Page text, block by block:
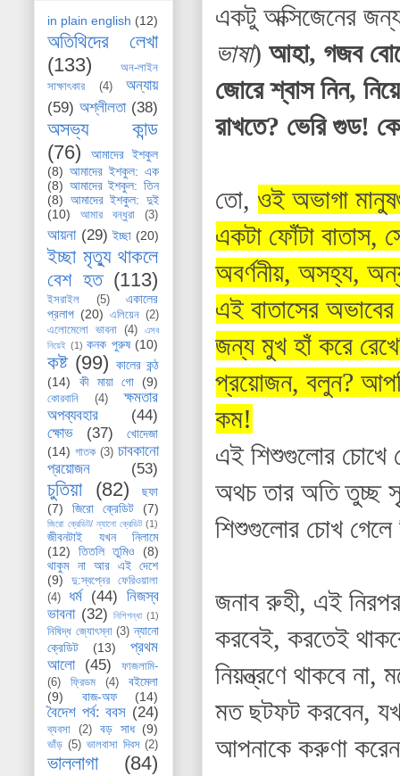
একটু অক্সিজেনের
ভাষা)আহা, গজব
জোরে শ্বাস নিন,
রাখতে? ভেরি গুড!
তো, ওই অভাগা
একটা ফোঁটা বাতাস,
অবর্ণনীয়, অসহ্য,
এই বাতাসের
জন্য মুখ হাঁ করে
প্রয়োজন, বলুন?
কম!
এই শিশুগুলোর চোখে
অথচ তার অতি তুচ্ছ
শিশুগুলোর চোখ গেলে
জনাব রুহী, এই
করবেই, করতেই
নিয়ন্ত্রণে থাকবে
মত ছটফট করবেন,
আপনাকে করুণা
in plain english (12)
অতিথিদের লেখা
(133)
অন-লাইন
সাক্ষাৎকার
(4)
অন্যায়
(59) অশ্লীলতা (38)
অসভ্য কান্ড
(76)
আমাদের ইশকুল
(8) আমাদের ইশকুল: এক
(8) আমাদের ইশকুল: তিন
(8) আমাদের ইশকুল: দুই
(10)
আমার বন্ধুরা (3)
আয়না (29) ইচ্ছা (20)
ইচ্ছা মৃত্যু থাকলে
বেশ হত (113)
ইসরাইল (5)
একালের
প্রলাপ (20) এলিয়েন (2)
এলোমেলো ভাবনা (4)
এসব
নিয়েই (1) কনক পুরুষ (10)
কষ্ট (99) কালের কন্ঠ
(14)
কী মায়া গো (9)
কোরবানি (4)
ক্ষমতার
অপব্যবহার
(44)
ক্ষোভ
(37)
খোদেজা
(14) গাতক (3) চাবকানো
প্রয়োজন
(53)
চুতিয়া (82)
ছফা
(7)
জিরো ক্রেডিট (7)
জিরো ক্রেডিট/ ন্যানো ক্রেডিট (1)
জীবনটাই যখন নিলামে
(12)
তিতলি তুমিও
(8)
থাকুম না আর এই দেশে
(9)
দু:স্বপ্নের ফেরিওয়ালা
(4)
ধর্ম (44) নিজস্ব
ভাবনা (32) নিশিগন্ধা (1)
নিষিদ্ধ জ্যোৎস্না (3) ন্যানো
ক্রেডিট
(13)
প্রথম
আলো
(45)
ফাজলামি-
(6)
ফ্রিডম (4)
বইমেলা
(9)
বাজ-অফ (14)
বৈদেশ পর্ব: ববস (24)
ব্যবসা (2) বড় সাধ (9)
ভাঁড় (5) ভালবাসা দিবস (2)
ভাললাগা (84)